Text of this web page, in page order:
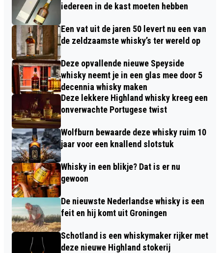
iedereen in de kast moeten hebben
Een vat uit de jaren 50 levert nu een van
de zeldzaamste whisky’s ter wereld op
Deze opvallende nieuwe Speyside
whisky neemt je in een glas mee door 5
decennia whisky maken
Deze lekkere Highland whisky kreeg een
onverwachte Portugese twist
Wolfburn bewaarde deze whisky ruim 10
jaar voor een knallend slotstuk
Whisky in een blikje? Dat is er nu
gewoon
De nieuwste Nederlandse whisky is een
feit en hij komt uit Groningen
Schotland is een whiskymaker rijker met
deze nieuwe Highland stokerij